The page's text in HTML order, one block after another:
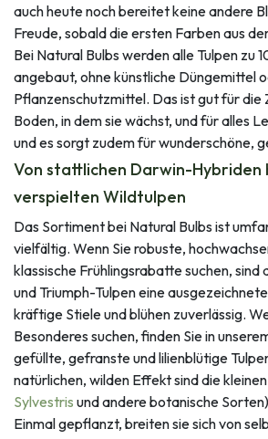
auch heute noch bereitet keine andere
Freude, sobald die ersten Farben aus
Bei Natural Bulbs werden alle Tulpen zu
angebaut, ohne künstliche Düngemittel
Pflanzenschutzmittel. Das ist gut für die
Boden, in dem sie wächst, und für alles
und es sorgt zudem für wunderschöne,
Von stattlichen Darwin-Hybriden
verspielten Wildtulpen
Das Sortiment bei Natural Bulbs ist
vielfältig. Wenn Sie robuste,
klassische Frühlingsrabatte suchen,
und Triumph-Tulpen eine
kräftige Stiele und blühen zuverlässig.
Besonderes suchen, finden Sie in
gefüllte, gefranste und lilienblütige
natürlichen, wilden Effekt sind die
Sylvestris und andere botanische
Einmal gepflanzt, breiten sie sich von